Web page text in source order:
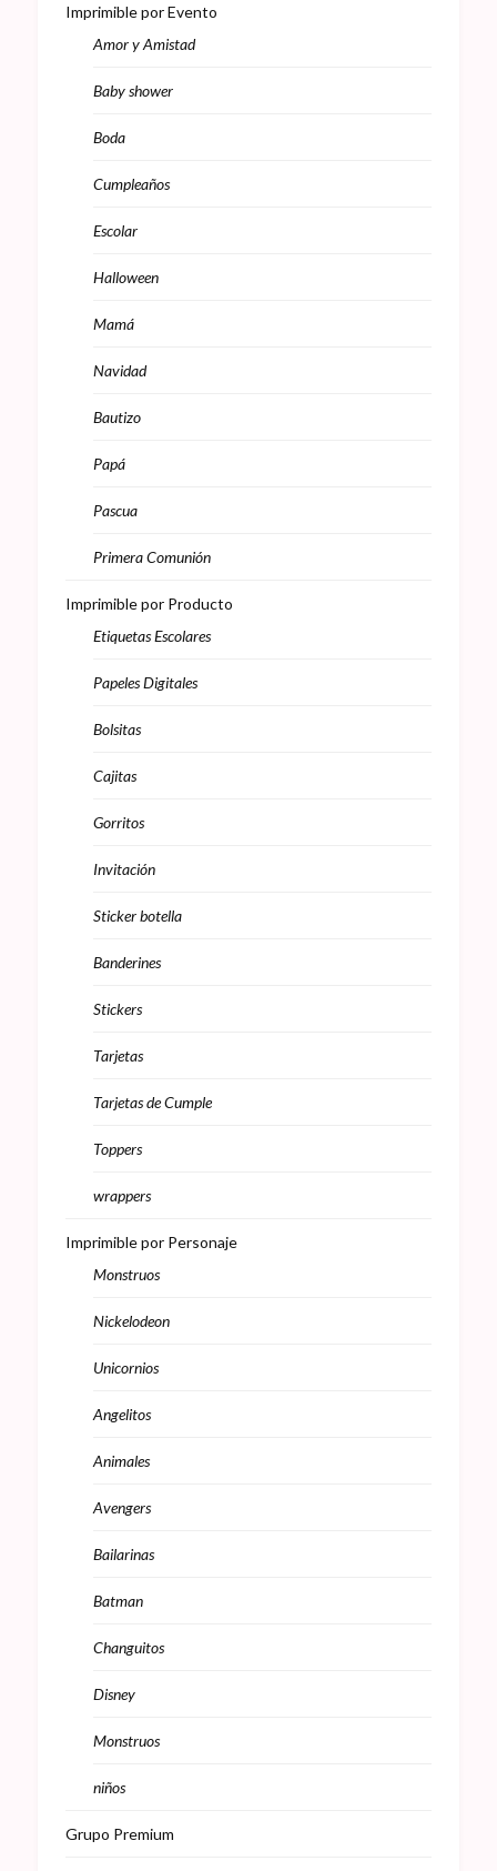
Imprimible por Evento
Amor y Amistad
Baby shower
Boda
Cumpleaños
Escolar
Halloween
Mamá
Navidad
Bautizo
Papá
Pascua
Primera Comunión
Imprimible por Producto
Etiquetas Escolares
Papeles Digitales
Bolsitas
Cajitas
Gorritos
Invitación
Sticker botella
Banderines
Stickers
Tarjetas
Tarjetas de Cumple
Toppers
wrappers
Imprimible por Personaje
Monstruos
Nickelodeon
Unicornios
Angelitos
Animales
Avengers
Bailarinas
Batman
Changuitos
Disney
Monstruos
niños
Grupo Premium